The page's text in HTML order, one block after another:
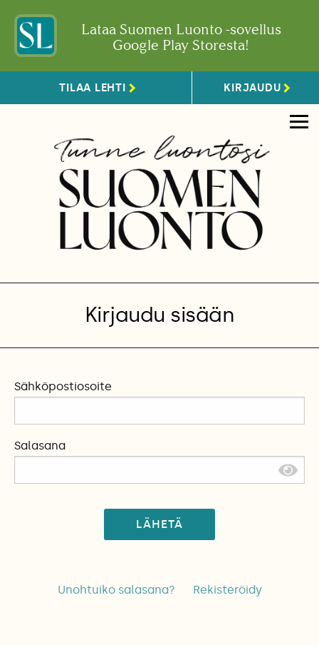
Lataa Suomen Luonto -sovellus
Google Play Storesta!
TILAA LEHTI KIRJAUDU
Kirjaudu sisään
Sähköpostiosoite
Salasana
LÄHETÄ
Unohtuiko salasana? Rekisteröidy